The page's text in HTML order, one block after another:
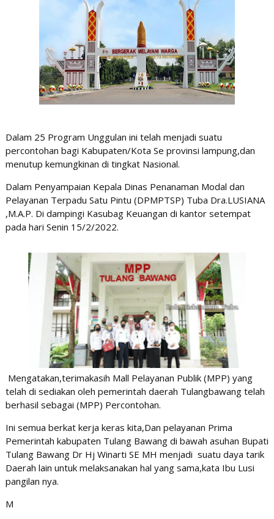
Dalam 25 Program Unggulan ini telah menjadi suatu
percontohan bagi Kabupaten/Kota Se provinsi lampung,dan
menutup kemungkinan di tingkat Nasional.
Dalam Penyampaian Kepala Dinas Penanaman Modal dan
Pelayanan Terpadu Satu Pintu (DPMPTSP) Tuba Dra.LUSIANA
,M.A.P. Di dampingi Kasubag Keuangan di kantor setempat
pada hari Senin 15/2/2022.
Mengatakan,terimakasih Mall Pelayanan Publik (MPP) yang
telah di sediakan oleh pemerintah daerah Tulangbawang telah
berhasil sebagai (MPP) Percontohan.
Ini semua berkat kerja keras kita,Dan pelayanan Prima
Pemerintah kabupaten Tulang Bawang di bawah asuhan Bupati
Tulang Bawang Dr Hj Winarti SE MH menjadi suatu daya tarik
Daerah lain untuk melaksanakan hal yang sama,kata Ibu Lusi
pangilan nya.
M